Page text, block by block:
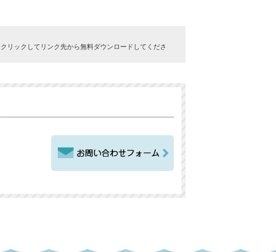
リックしてリンク先から無料ダウンロードしてくださ